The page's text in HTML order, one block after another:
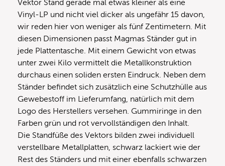
Vektor Stand gerade mal etwas kleiner als eine
Vinyl-LP und nicht viel dicker als ungefähr 15 davon,
wir reden hier von weniger als fünf Zentimetern. Mit
diesen Dimensionen passt Magmas Ständer gut in
jede Plattentasche. Mit einem Gewicht von etwas
unter zwei Kilo vermittelt die Metallkonstruktion
durchaus einen soliden ersten Eindruck. Neben dem
Ständer befindet sich zusätzlich eine Schutzhülle aus
Gewebestoff im Lieferumfang, natürlich mit dem
Logo des Herstellers versehen. Gummiringe in den
Farben grün und rot vervollständigen den Inhalt.
Die Standfüße des Vektors bilden zwei individuell
verstellbare Metallplatten, schwarz lackiert wie der
Rest des Ständers und mit einer ebenfalls schwarzen